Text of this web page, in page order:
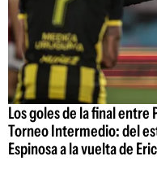
Los goles de la final entre
Torneo Intermedio: del
Espinosa a la vuelta de